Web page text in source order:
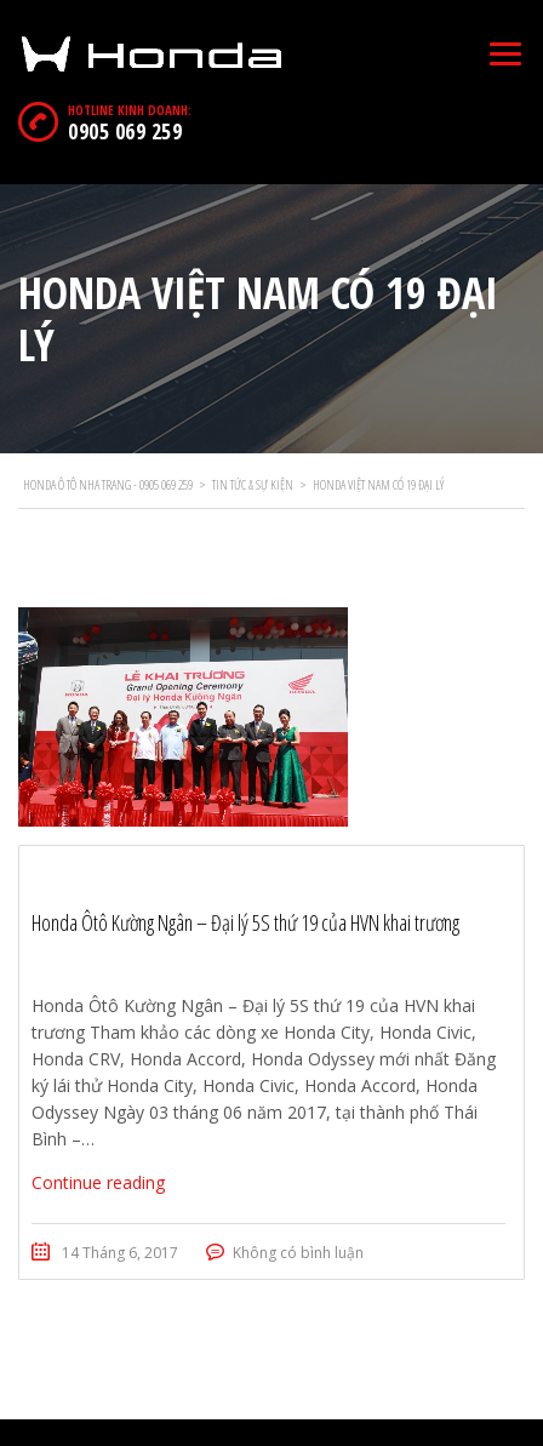
HOTLINE KINH DOANH:
0905 069 259
HONDA VIỆT NAM CÓ 19 ĐẠI
LÝ
HONDA Ô TÔ NHA TRANG - 0905 069 259 > TIN TỨC & SỰ KIỆN > HONDA VIỆT NAM CÓ 19 ĐẠI LÝ
Honda Ôtô Kường Ngân – Đại lý 5S thứ 19 của HVN khai trương
Honda Ôtô Kường Ngân – Đại lý 5S thứ 19 của HVN khai
trương Tham khảo các dòng xe Honda City, Honda Civic,
Honda CRV, Honda Accord, Honda Odyssey mới nhất Đăng
ký lái thử Honda City, Honda Civic, Honda Accord, Honda
Odyssey Ngày 03 tháng 06 năm 2017, tại thành phố Thái
Bình –…
Continue reading
14 Tháng 6, 2017 Không có bình luận